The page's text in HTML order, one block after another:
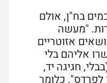
בח"ן, אולם
"מעשה
אזוטריים
אליהם בלי
חגיגה יד,
כלומר